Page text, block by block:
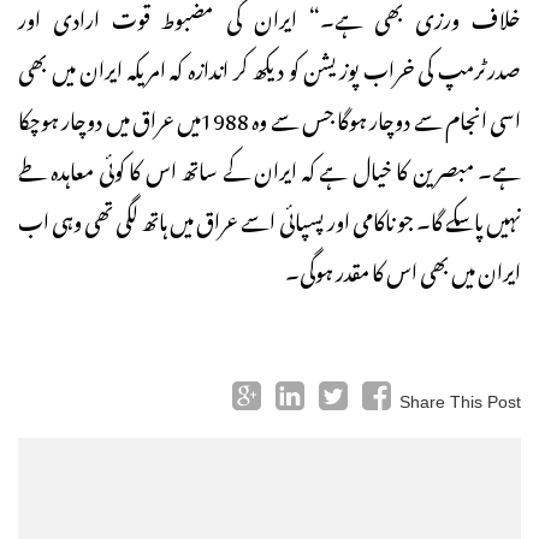
خلاف ورزی بھی ہے۔“ ایران کی مضبوط قوت ارادی اور
صدرٹرمپ کی خراب پوزیشن کو دیکھ کر اندازہ کہ امریکہ ایران میں بھی
اسی انجام سے دوچار ہوگا جس سے وہ 1988میں عراق میں دوچار ہوچکا
ہے۔ مبصرین کا خیال ہے کہ ایران کے ساتھ اس کا کوئی معاہدہ طے
نہیں پاسکے گا۔ جو ناکامی اور پسپائی اسے عراق میں ہاتھ لگی تھی وہی اب
ایران میں بھی اس کا مقدر ہوگی۔
Share This Post